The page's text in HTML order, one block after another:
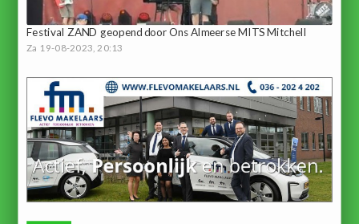
Festival ZAND geopend door Ons Almeerse MITS Mitchell
Za 19-08-2023, 20:13